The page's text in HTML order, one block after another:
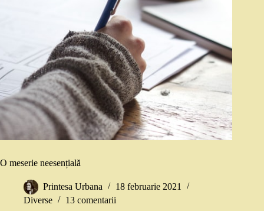
O meserie neesențială
Printesa Urbana
18 februarie 2021
Diverse
13 comentarii